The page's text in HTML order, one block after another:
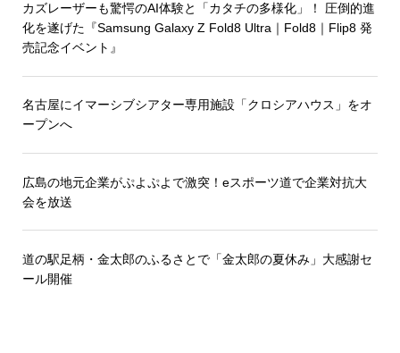
カズレーザーも驚愕のAI体験と「カタチの多様化」！ 圧倒的進
化を遂げた『Samsung Galaxy Z Fold8 Ultra｜Fold8｜Flip8 発
売記念イベント』
名古屋にイマーシブシアター専用施設「クロシアハウス」をオ
ープンへ
広島の地元企業がぷよぷよで激突！eスポーツ道で企業対抗大
会を放送
道の駅足柄・金太郎のふるさとで「金太郎の夏休み」大感謝セ
ール開催